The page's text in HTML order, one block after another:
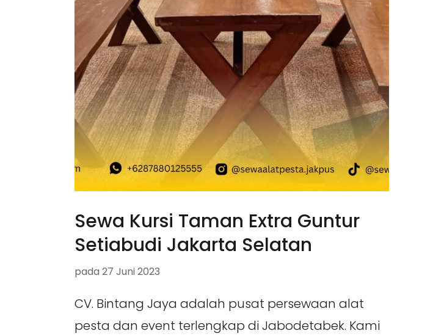
Sewa Kursi Taman Extra Guntur
Setiabudi Jakarta Selatan
pada 27 Juni 2023
CV. Bintang Jaya adalah pusat persewaan alat
pesta dan event terlengkap di Jabodetabek. Kami